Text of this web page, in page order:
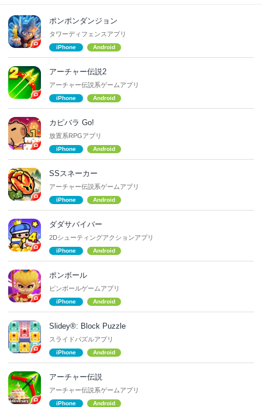
ポンポンダンジョン
タワーディフェンスアプリ
iPhone Android
アーチャー伝説2
アーチャー伝説系ゲームアプリ
iPhone Android
カピバラ Go!
放置系RPGアプリ
iPhone Android
SSスネーカー
アーチャー伝説系ゲームアプリ
iPhone Android
ダダサバイバー
2Dシューティングアクションアプリ
iPhone Android
ポンボール
ピンボールゲームアプリ
iPhone Android
Slidey®: Block Puzzle
スライドパズルアプリ
iPhone Android
アーチャー伝説
アーチャー伝説系ゲームアプリ
iPhone Android